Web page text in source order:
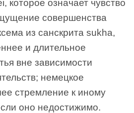
которое означает чувство
совершенства
из санскрита sukha,
и длительное
вне зависимости
немецкое
стремление к иному
оно недостижимо.